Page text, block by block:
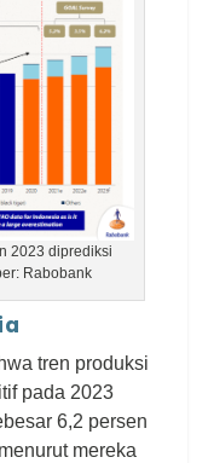
2023 diprediksi
Rabobank
tren produksi
pada 2023
6,2 persen
mereka